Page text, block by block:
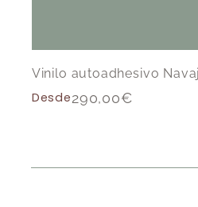
Vinilo autoadhesivo
Desde290,00€